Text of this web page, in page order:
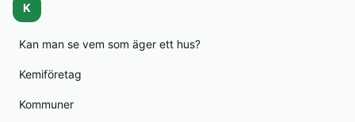
K
Kan man se vem som äger ett hus?
Kemiföretag
Kommuner